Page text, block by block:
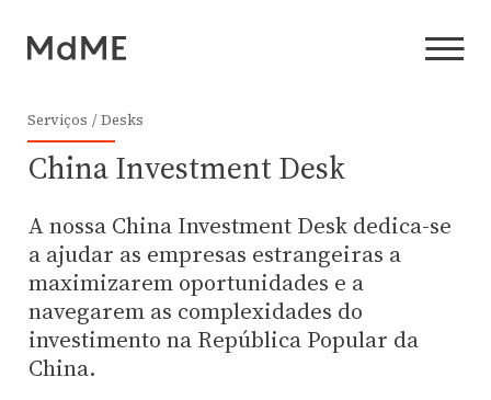
Serviços Desks
China Investment Desk
A nossa China Investment Desk dedica-se
a ajudar as empresas estrangeiras a
maximizarem oportunidades e a
navegarem as complexidades do
investimento na República Popular da
China.